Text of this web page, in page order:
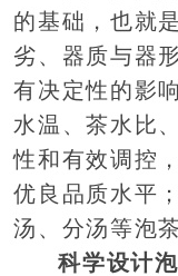
的基础，也就
劣、器质与器
有决定性的影
水温、茶水比
性和有效调控
优良品质水平
汤、分汤等泡
科学设计